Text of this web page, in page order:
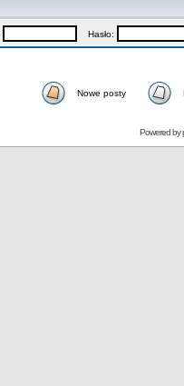
Hasło:
Nowe posty
Powered by